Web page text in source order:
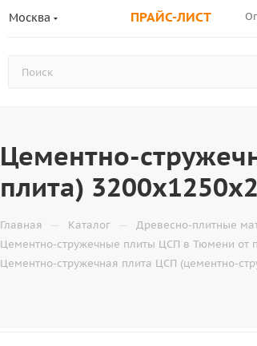
Москва ПРАЙС-ЛИСТ
Цементно-
плита)
Главная — Каталог — Древесно-плитные
Цементно-стружечные плиты ЦСП в Тюмени от
Цементно-стружечная плита ЦСП (цементно-